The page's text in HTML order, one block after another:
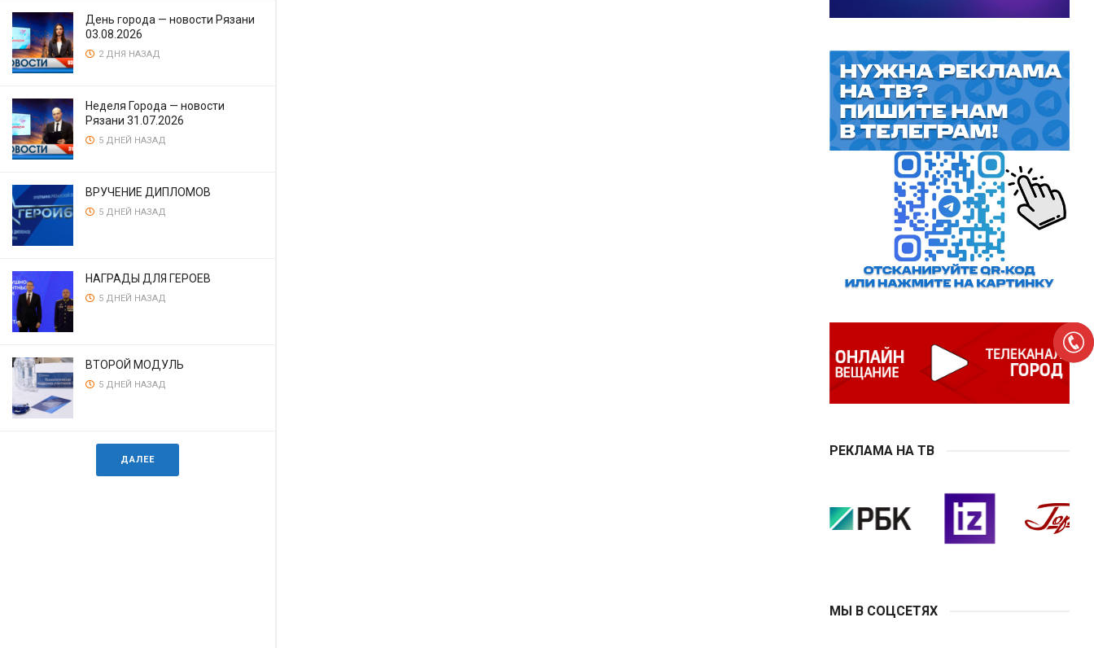
День города — новости Рязани
03.08.2026
2 ДНЯ НАЗАД
Неделя Города — новости
Рязани 31.07.2026
5 ДНЕЙ НАЗАД
ВРУЧЕНИЕ ДИПЛОМОВ
5 ДНЕЙ НАЗАД
НАГРАДЫ ДЛЯ ГЕРОЕВ
5 ДНЕЙ НАЗАД
ВТОРОЙ МОДУЛЬ
5 ДНЕЙ НАЗАД
ДАЛЕЕ
РЕКЛАМА НА ТВ
МЫ В СОЦСЕТЯХ